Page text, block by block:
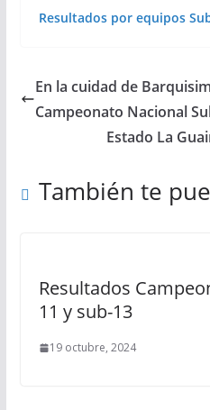
Resultados por equipos
En la cuidad de
Campeonato Nacional
Estado La
También te
Resultados
11 y sub-13
19 octubre, 2024